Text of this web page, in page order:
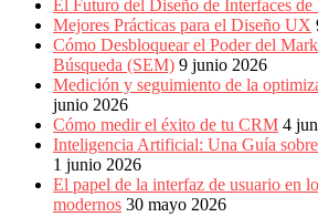
El Futuro del Diseño de Interfaces de
Mejores Prácticas para el Diseño UX
Cómo Desbloquear el Poder del
Búsqueda (SEM) 9 junio 2026
Medición y seguimiento de la
junio 2026
Cómo medir el éxito de tu CRM 4
Inteligencia Artificial: Una Guía
1 junio 2026
El papel de la interfaz de usuario en
modernos 30 mayo 2026